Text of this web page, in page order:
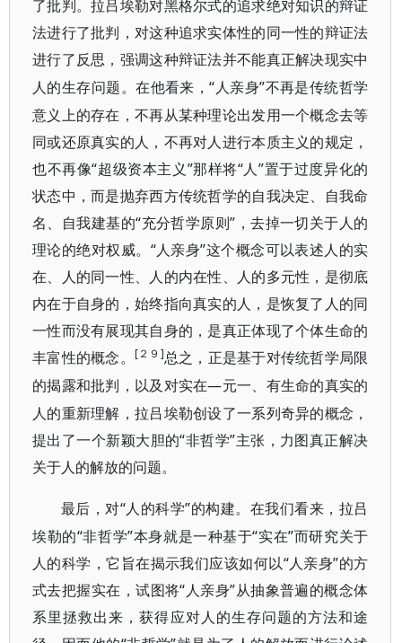
了批判。拉吕埃勒对黑格尔式的追求绝对知识的辩证
法进行了批判，对这种追求实体性的同一性的辩证法
进行了反思，强调这种辩证法并不能真正解决现实中
人的生存问题。在他看来，“人亲身”不再是传统哲学
意义上的存在，不再从某种理论出发用一个概念去等
同或还原真实的人，不再对人进行本质主义的规定，
也不再像“超级资本主义”那样将“人”置于过度异化的
状态中，而是抛弃西方传统哲学的自我决定、自我命
名、自我建基的“充分哲学原则”，去掉一切关于人的
理论的绝对权威。“人亲身”这个概念可以表述人的实
在、人的同一性、人的内在性、人的多元性，是彻底
内在于自身的，始终指向真实的人，是恢复了人的同
一性而没有展现其自身的，是真正体现了个体生命的
丰富性的概念。
[２９]总之，正是基于对传统哲学局限
的揭露和批判，以及对实在—元一、有生命的真实的
人的重新理解，拉吕埃勒创设了一系列奇异的概念，
提出了一个新颖大胆的“非哲学”主张，力图真正解决
关于人的解放的问题。
最后，对“人的科学”的构建。在我们看来，拉吕
埃勒的“非哲学”本身就是一种基于“实在”而研究关于
人的科学，它旨在揭示我们应该如何以“人亲身”的方
式去把握实在，试图将“人亲身”从抽象普遍的概念体
系里拯救出来，获得应对人的生存问题的方法和途